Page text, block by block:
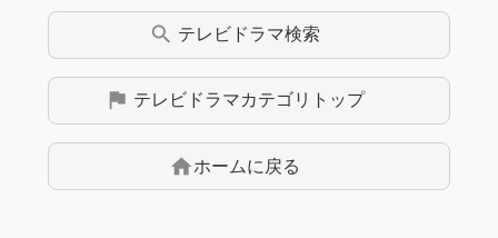
search テレビドラマ検索
flag テレビドラマカテゴリトップ
homeホームに戻る